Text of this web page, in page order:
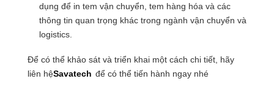
dụng để in tem vận chuyển, tem hàng hóa và các
thông tin quan trọng khác trong ngành vận chuyển và
logistics.
Để có thể khảo sát và triển khai một cách chi tiết, hãy
liên hệSavatech để có thể tiến hành ngay nhé